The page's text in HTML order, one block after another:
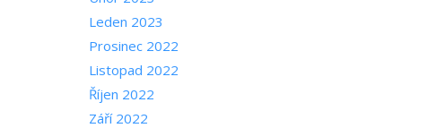
Leden 2023
Prosinec 2022
Listopad 2022
Říjen 2022
Září 2022